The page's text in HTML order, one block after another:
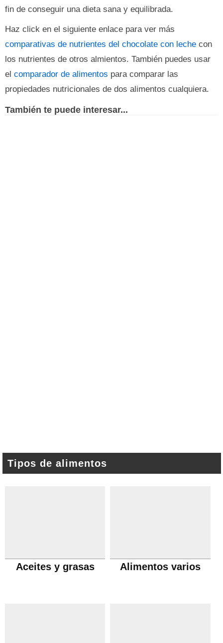
fin de conseguir una dieta sana y equilibrada.
Haz click en el siguiente enlace para ver más
comparativas de nutrientes del chocolate con leche con
los nutrientes de otros almientos. También puedes usar
el comparador de alimentos para comparar las
propiedades nutricionales de dos alimentos cualquiera.
También te puede interesar...
Tipos de alimentos
Aceites y grasas Alimentos varios